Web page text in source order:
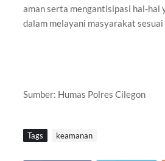
aman serta mengantisipasi hal-
dalam melayani masyarakat
Sumber: Humas Polres Cilegon
Tags keamanan